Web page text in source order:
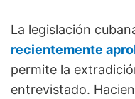
La legislación
recientemente
permite la
entrevistado.